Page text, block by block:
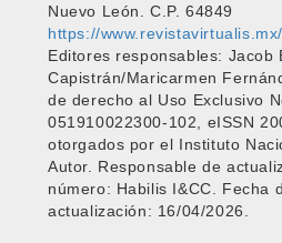
Nuevo León. C.P. 64849
https://
Editores responsables: Jacob
Capistrán/Maricarmen
de derecho al Uso Exclusivo
051910022300-102, eISSN
otorgados por el Instituto
Autor. Responsable de
número: Habilis I&CC. Fecha
actualización: 16/04/2026.